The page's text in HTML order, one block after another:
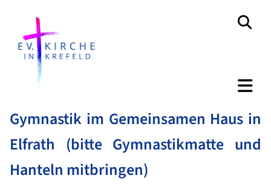
Gymnastik im Gemeinsamen Haus in
Elfrath (bitte Gymnastikmatte und
Hanteln mitbringen)